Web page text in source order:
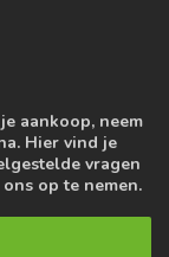
aankoop, neem
Hier vind je
vragen
op te nemen.